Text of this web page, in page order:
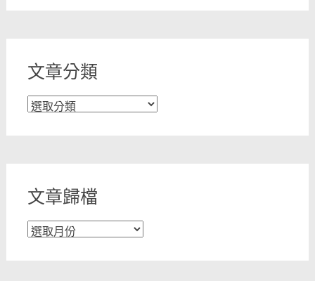
文章分類
文
文章歸檔
文